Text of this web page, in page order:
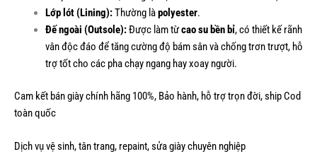
Lớp lót (Lining):Thường làpolyester.
Đế ngoài (Outsole):Được làm từcao su bền bỉ, có thiết kế rãnh
vân độc đáo để tăng cường độ bám sân và chống trơn trượt, hỗ
trợ tốt cho các pha chạy ngang hay xoay người.
Cam kết bán giày chính hãng 100%, Bảo hành, hỗ trợ trọn đời, ship Cod
toàn quốc
Dịch vụ vệ sinh, tân trang, repaint, sửa giày chuyên nghiệp